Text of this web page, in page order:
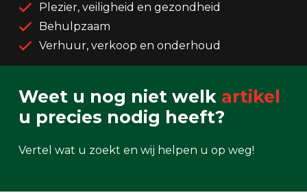
Plezier, veiligheid en gezondheid
Behulpzaam
Verhuur, verkoop en onderhoud
Weet u nog niet welk artikel
u precies nodig heeft?
Vertel wat u zoekt en wij helpen u op weg!